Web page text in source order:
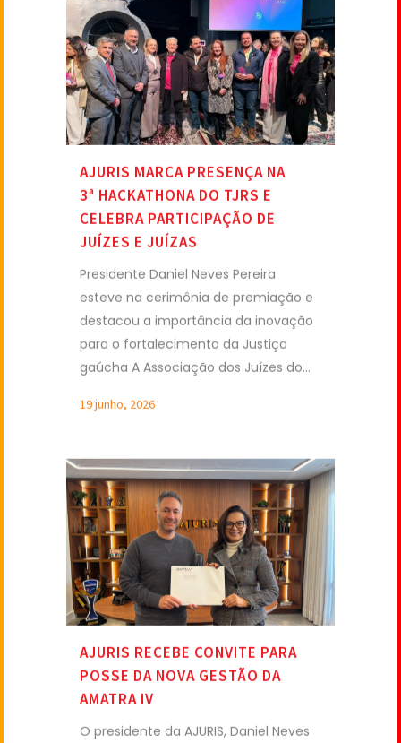
AJURIS MARCA PRESENÇA NA
3ª HACKATHONA DO TJRS E
CELEBRA PARTICIPAÇÃO DE
JUÍZES E JUÍZAS
Presidente Daniel Neves Pereira
esteve na cerimônia de premiação e
destacou a importância da inovação
para o fortalecimento da Justiça
gaúcha A Associação dos Juízes do...
19 junho, 2026
AJURIS RECEBE CONVITE PARA
POSSE DA NOVA GESTÃO DA
AMATRA IV
O presidente da AJURIS, Daniel Neves